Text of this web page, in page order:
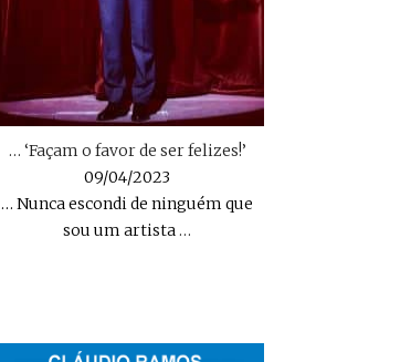
… ‘Façam o favor de ser felizes!’
09/04/2023
… Nunca escondi de ninguém que
sou um artista…